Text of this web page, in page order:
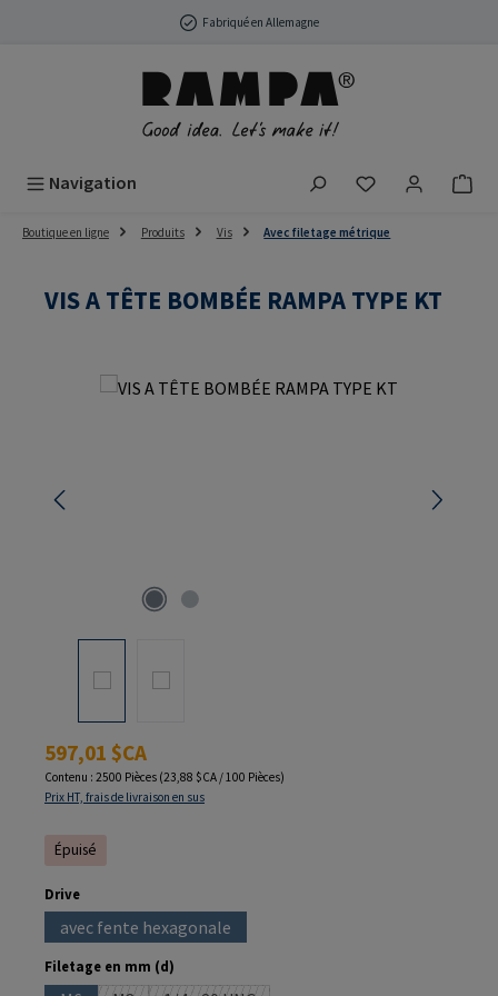
Passer au contenu principalFabriqué en Allemagne
Navigation Vous avez 0
Boutique en ligne Produits Vis Avec filetage métrique
VIS A TÊTE BOMBÉE RAMPA TYPE KT
Ignorer la galerie d'images
Prix régulier :
597,01 $CA
Contenu : 2500 Pièces (23,88 $CA / 100 Pièces)
Prix HT, frais de livraison en sus
Épuisé
Sélectionnez
Drive
avec fente hexagonale(Cette option n'est pas disponible pour le moment.)
Sélectionnez
Filetage en mm (d)